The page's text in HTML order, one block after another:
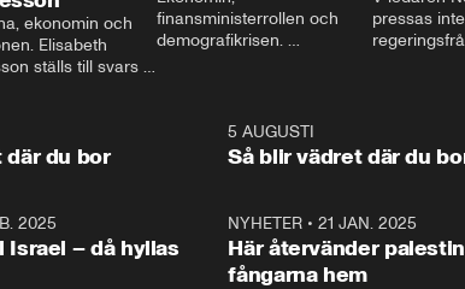
ekonomin och
Elisabeth
ställs till svars
finansministerrollen och
demografikrisen.
och Makten.
pressas
– Vi ställer
vara med
1:06
där du bor
5 AUGUSTI
Så blir vädret där du
2025
Israel – då hyllas
NYHETER •21 JAN. 2025
Här återvänder
fångarna hem